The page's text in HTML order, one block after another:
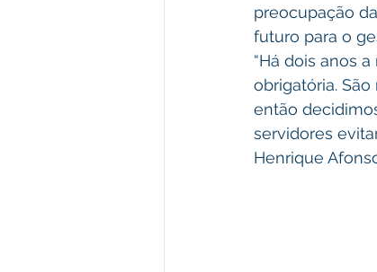
preocupação
futuro para o
“Há dois anos
obrigatória.
então
servidores
Henrique